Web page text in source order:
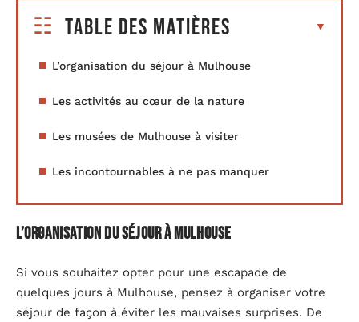
Table des matières
L’organisation du séjour à Mulhouse
Les activités au cœur de la nature
Les musées de Mulhouse à visiter
Les incontournables à ne pas manquer
L’organisation du séjour à Mulhouse
Si vous souhaitez opter pour une escapade de
quelques jours à Mulhouse, pensez à organiser votre
séjour de façon à éviter les mauvaises surprises. De